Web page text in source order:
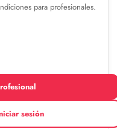
para profesionales.
sesión